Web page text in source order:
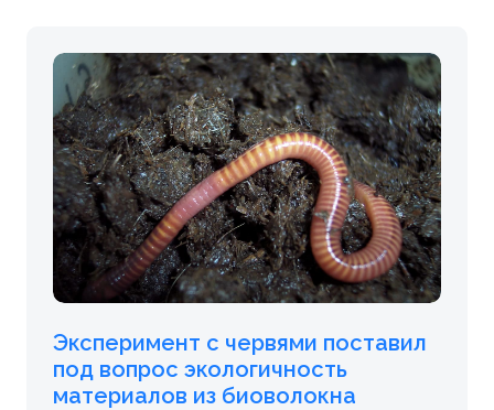
Эксперимент с червями поставил
под вопрос экологичность
материалов из биоволокна